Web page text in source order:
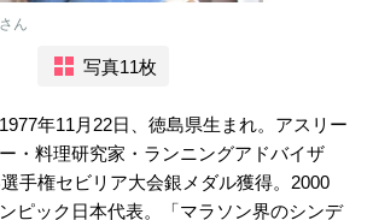
ん
写真11枚
年11月22日、徳島県生まれ。アスリー
・料理研究家・ランニングアドバイザ
手権セビリア大会銀メダル獲得。2000
ピック日本代表。「マラソン界のシンデ